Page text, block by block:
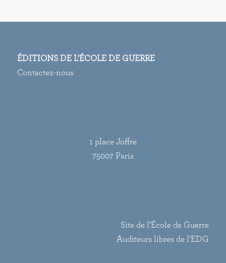
ÉDITIONS DE L’ÉCOLE DE GUERRE
Contactez-nous
1 place Joffre
75007 Paris
Site de l’École de Guerre
Auditeurs libres de l’EDG